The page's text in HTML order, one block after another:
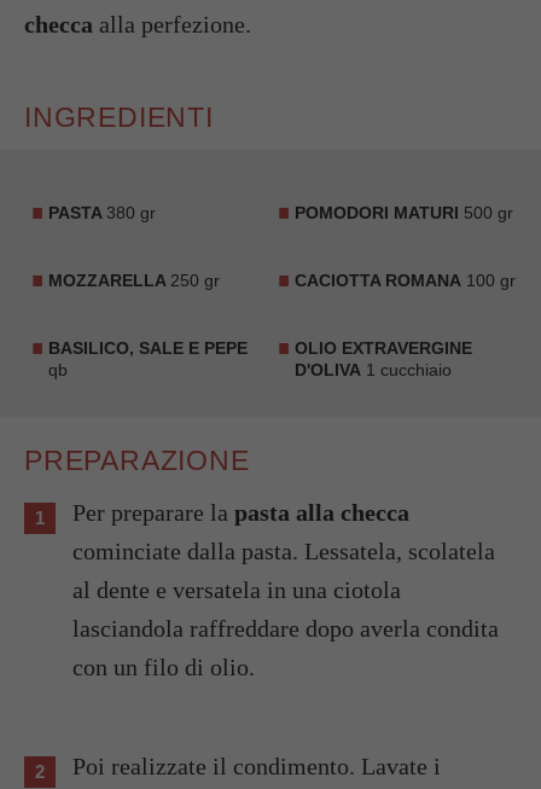
checca alla perfezione.
INGREDIENTI
PASTA 380 gr POMODORI MATURI 500 gr
MOZZARELLA 250 gr CACIOTTA ROMANA 100 gr
BASILICO, SALE E PEPE
qb
OLIO EXTRAVERGINE
D'OLIVA 1 cucchiaio
PREPARAZIONE
Per preparare la pasta alla checca
cominciate dalla pasta. Lessatela, scolatela
al dente e versatela in una ciotola
lasciandola raffreddare dopo averla condita
con un filo di olio.
Poi realizzate il condimento. Lavate i